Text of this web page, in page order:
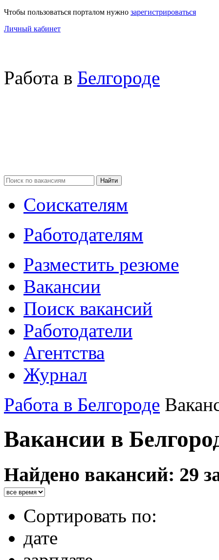
Чтобы пользоваться порталом нужно зарегистрироваться
Личный кабинет
Работа в Белгороде
Соискателям
Работодателям
Разместить резюме
Вакансии
Поиск вакансий
Работодатели
Агентства
Журнал
Работа в Белгороде
Вакансии в
Найдено вакансий: 29
Сортировать по:
дате